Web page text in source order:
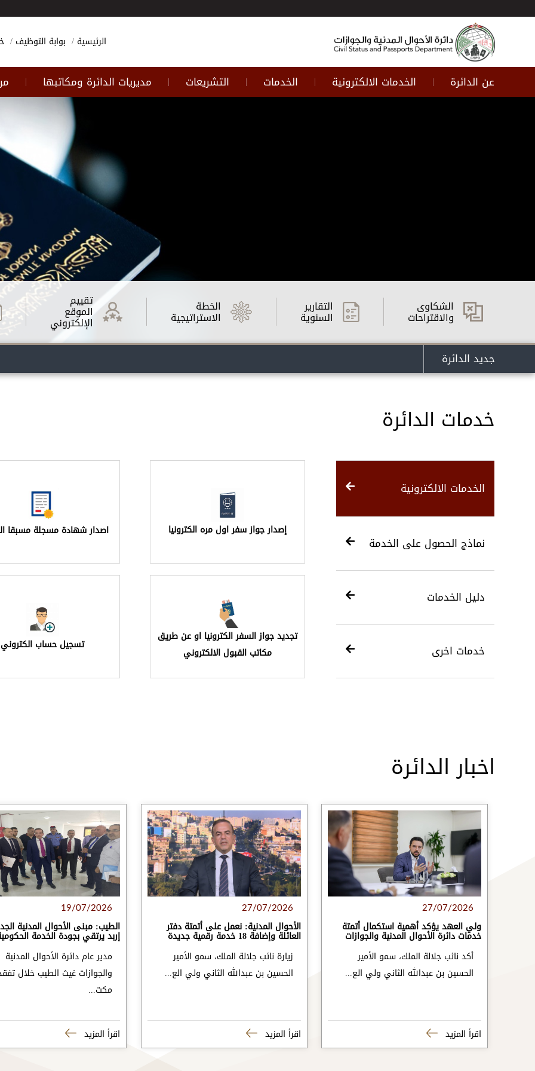
الرئيسية بوابة التوظيف
عن الدائرة | الخدمات الالكترونية | الخدمات | التشريعات | مديريات الدائرة ومكاتبها |
الشكاوى
والاقتراحات
التقارير
السنوية
الخطة
الاستراتيجية
تقييم
الموقع
الإلكتروني
جديد الدائرة
خدمات الدائرة
الخدمات الالكترونية
نماذج الحصول على الخدمة
دليل الخدمات
خدمات اخرى
إصدار جواز سفر اول مره الكترونيا اصدار شهادة مسجلة مسبقا
تجديد جواز السفر الكترونيا او عن طريق
مكاتب القبول الالكتروني
تسجيل حساب الكتروني
اخبار الدائرة
27/07/2026
ولي العهد يؤكد أهمية استكمال أتمتة
خدمات دائرة الأحوال المدنية والجوازات
أكد نائب جلالة الملك، سمو الأمير
الحسين بن عبدالله الثاني ولي الع...
اقرأ المزيد
27/07/2026
الأحوال المدنية: نعمل على أتمتة دفتر
العائلة وإضافة 18 خدمة رقمية جديدة
زيارة نائب جلالة الملك، سمو الأمير
الحسين بن عبدﷲ الثاني ولي الع...
اقرأ المزيد
19/07/2026
الطيب: مبنى الأحوال المدنية
إربد يرتقي بجودة الخدمة
مدير عام دائرة الأحوال المدنية
والجوازات غيث الطيب خلال
مكت...
اقرأ المزيد